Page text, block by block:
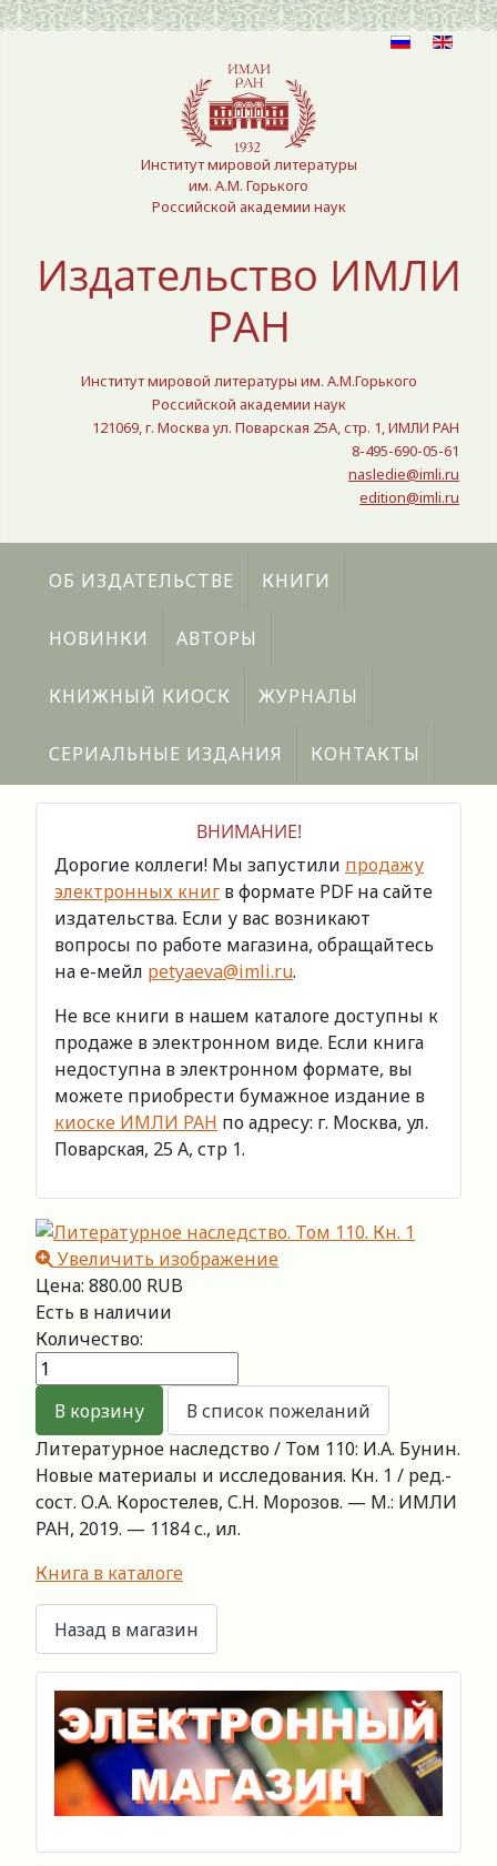
Выберите язык
Институт мировой литературы
им. А.М. Горького
Российской академии наук
Издательство ИМЛИ
РАН
Институт мировой литературы им. А.М.Горького
Российской академии наук
121069, г. Москва ул. Поварская 25A, стр. 1, ИМЛИ РАН
8-495-690-05-61
nasledie@imli.ru
edition@imli.ru
ОБ ИЗДАТЕЛЬСТВЕ КНИГИ
НОВИНКИ АВТОРЫ
КНИЖНЫЙ КИОСК ЖУРНАЛЫ
СЕРИАЛЬНЫЕ ИЗДАНИЯ КОНТАКТЫ
ВНИМАНИЕ!
Дорогие коллеги! Мы запустили продажу
электронных книг в формате PDF на сайте
издательства. Если у вас возникают
вопросы по работе магазина, обращайтесь
на е-мейл petyaeva@imli.ru.
Не все книги в нашем каталоге доступны к
продаже в электронном виде. Если книга
недоступна в электронном формате, вы
можете приобрести бумажное издание в
киоске ИМЛИ РАН по адресу: г. Москва, ул.
Поварская, 25 А, стр 1.
Увеличить изображение
Цена: 880.00 RUB
Есть в наличии
Количество:
Литературное наследство / Том 110: И.А. Бунин.
Новые материалы и исследования. Кн. 1 / ред.-
сост. О.А. Коростелев, С.Н. Морозов. — М.: ИМЛИ
РАН, 2019. — 1184 с., ил.
Книга в каталоге